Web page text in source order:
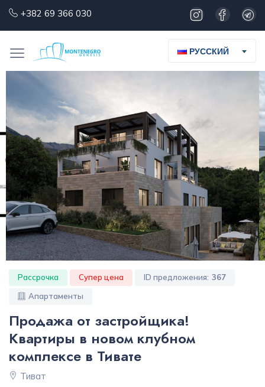
+382 69 366 030
РУССКИЙ
Рассрочка Супер цена ID предложения: 367
Апартаменты
Продажа от застройщика!
Квартиры в новом клубном
комплексе в Тивате
Тиват